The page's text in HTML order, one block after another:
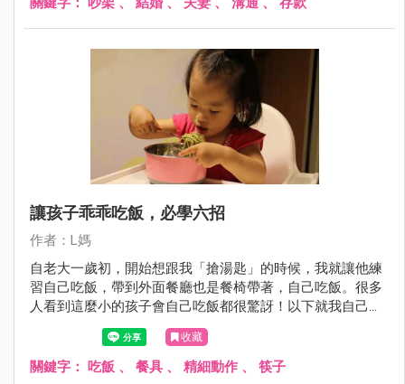
讓孩子乖乖吃飯，必學六招
作者：L媽
自老大一歲初，開始想跟我「搶湯匙」的時候，我就讓他練
習自己吃飯，帶到外面餐廳也是餐椅帶著，自己吃飯。很多
人看到這麼小的孩子會自己吃飯都很驚訝！以下就我自己這
四年多實戰三個孩子的經驗跟大家分享如何訓練孩子自己吃
收藏
關鍵字： 吃飯 、 餐具 、 精細動作 、 筷子